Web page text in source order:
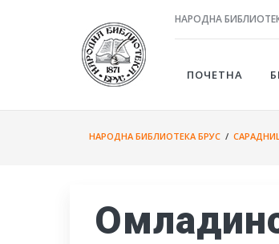
НАРОДНА
ПОЧЕТНА
НАРОДНА БИБЛИОТЕКА БРУС /